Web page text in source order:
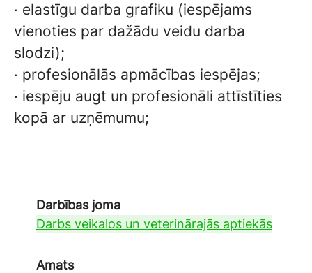
· elastīgu darba grafiku (iespējams
vienoties par dažādu veidu darba
slodzi);
· profesionālās apmācības iespējas;
· iespēju augt un profesionāli attīstīties
kopā ar uzņēmumu;
Darbības joma
Darbs veikalos un veterinārajās aptiekās
Amats